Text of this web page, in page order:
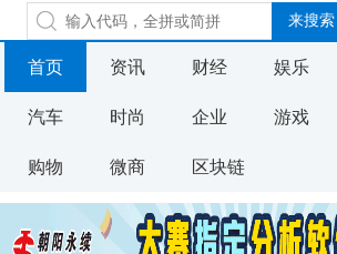
首页 资讯 财经 娱乐
汽车 时尚 企业 游戏
购物 微商 区块链